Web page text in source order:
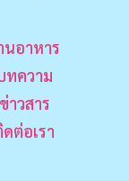
นอาหาร
ทความ
ข่าวสาร
ต่อเรา